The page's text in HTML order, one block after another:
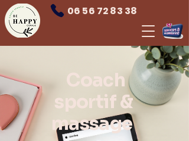
06 56 72 83 38
Coach
sportif &
massage